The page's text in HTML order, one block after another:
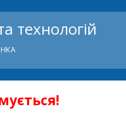
технологій